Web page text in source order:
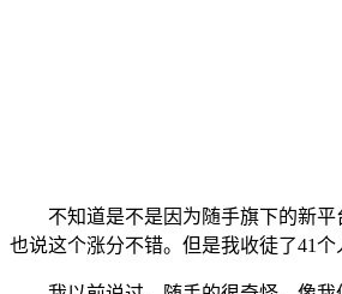
不知道是不是因为随手旗下的新
也说这个涨分不错。但是我收徒了41